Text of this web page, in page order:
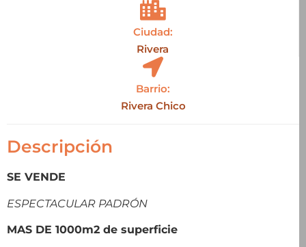
Ciudad:
Rivera
Barrio:
Rivera Chico
Descripción
SE VENDE
ESPECTACULAR PADRÓN
MAS DE 1000m2 de superficie